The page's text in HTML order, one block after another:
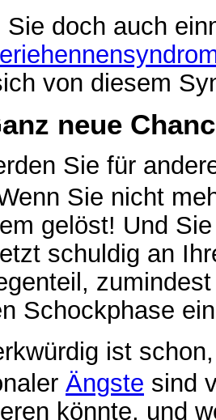
Sie doch auch
von diesem
neue
Sie für
Sie nicht
gelöst! Und
schuldig an
Schockphase
ist
Ängste sind
könnte, und